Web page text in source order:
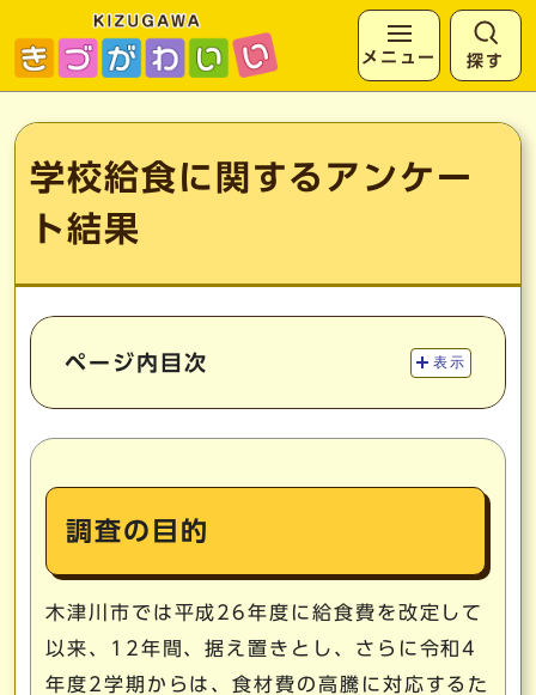
ページの先頭です
メニュー 探す
ここから本文です
学校給食に関するアンケー
ト結果
ページ内目次 表示
調査の目的
木津川市では平成26年度に給食費を改定して
以来、12年間、据え置きとし、さらに令和4
年度2学期からは、食材費の高騰に対応するた